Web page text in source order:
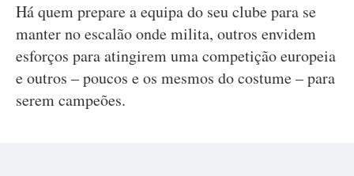
Há quem prepare a equipa do seu clube para se
manter no escalão onde milita, outros envidem
esforços para atingirem uma competição europeia
e outros – poucos e os mesmos do costume – para
serem campeões.